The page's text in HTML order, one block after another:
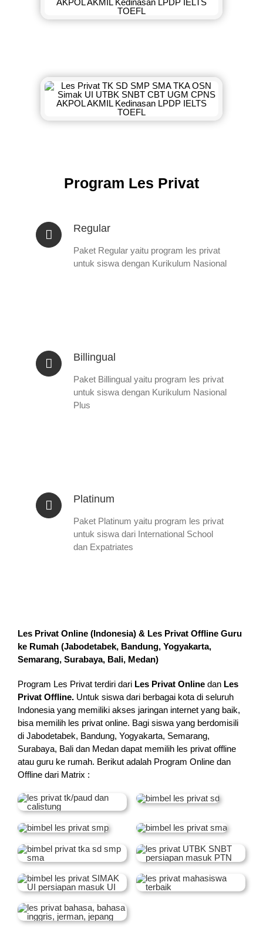
Program Les Privat
Regular
Paket Regular yaitu program les privat
untuk siswa dengan Kurikulum Nasional
Billingual
Paket Billingual yaitu program les privat
untuk siswa dengan Kurikulum Nasional
Plus
Platinum
Paket Platinum yaitu program les privat
untuk siswa dari International School
dan Expatriates
Les Privat Online (Indonesia) & Les Privat Offline Guru
ke Rumah (Jabodetabek, Bandung, Yogyakarta,
Semarang, Surabaya, Bali, Medan)
Program Les Privat terdiri dari Les Privat Online dan Les
Privat Offline. Untuk siswa dari berbagai kota di seluruh
Indonesia yang memiliki akses jaringan internet yang baik,
bisa memilih les privat online. Bagi siswa yang berdomisili
di Jabodetabek, Bandung, Yogyakarta, Semarang,
Surabaya, Bali dan Medan dapat memilih les privat offline
atau guru ke rumah. Berikut adalah Program Online dan
Offline dari Matrix :